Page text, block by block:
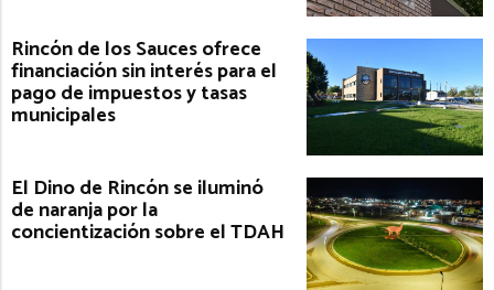
Rincón de los Sauces ofrece
financiación sin interés para el
pago de impuestos y tasas
municipales
El Dino de Rincón se iluminó
de naranja por la
concientización sobre el TDAH